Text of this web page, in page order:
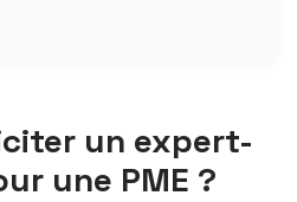
un expert-
une PME ?